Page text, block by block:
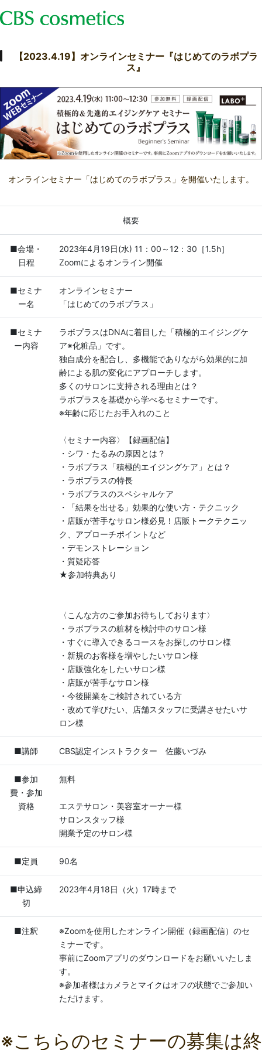
【2023.4.19】オンラインセミナー『はじめてのラボプラ
ス』
オンラインセミナー「はじめてのラボプラス」を開催いたします。
概要
■会場・
日程
2023年4月19日(水) 11：00～12：30［1.5h］
Zoomによるオンライン開催
■セミナ
ー名
オンラインセミナー
「はじめてのラボプラス」
■セミナ
ー内容
ラボプラスはDNAに着目した「積極的エイジングケ
ア※化粧品」です。
独自成分を配合し、多機能でありながら効果的に加
齢による肌の変化にアプローチします。
多くのサロンに支持される理由とは？
ラボプラスを基礎から学べるセミナーです。
※年齢に応じたお手入れのこと
〈セミナー内容〉【録画配信】
・シワ・たるみの原因とは？
・ラボプラス「積極的エイジングケア」とは？
・ラボプラスの特長
・ラボプラスのスペシャルケア
・「結果を出せる」効果的な使い方・テクニック
・店販が苦手なサロン様必見！店販トークテクニッ
ク、アプローチポイントなど
・デモンストレーション
・質疑応答
★参加特典あり
〈こんな方のご参加お待ちしております〉
・ラボプラスの粧材を検討中のサロン様
・すぐに導入できるコースをお探しのサロン様
・新規のお客様を増やしたいサロン様
・店販強化をしたいサロン様
・店販が苦手なサロン様
・今後開業をご検討されている方
・改めて学びたい、店舗スタッフに受講させたいサ
ロン様
■講師 CBS認定インストラクター 佐藤いづみ
■参加
費・参加
資格
無料
エステサロン・美容室オーナー様
サロンスタッフ様
開業予定のサロン様
■定員 90名
■申込締
切
2023年4月18日（火）17時まで
■注釈
※Zoomを使用したオンライン開催（録画配信）のセ
ミナーです。
事前にZoomアプリのダウンロードをお願いいたしま
す。
※参加者様はカメラとマイクはオフの状態でご参加い
ただけます。
※こちらのセミナーの募集は終